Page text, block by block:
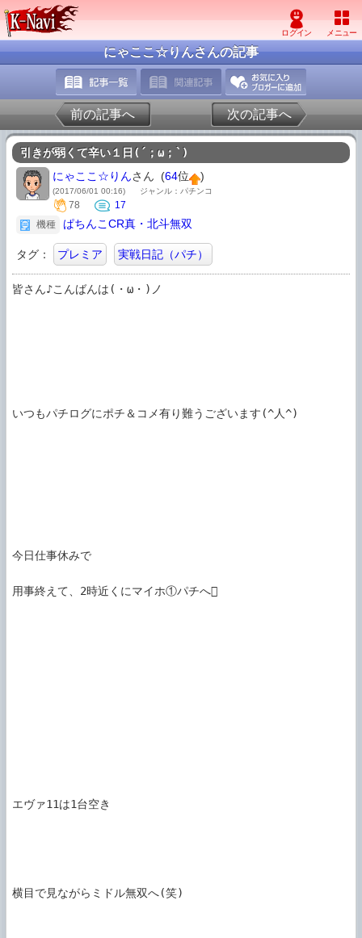
にゃここ☆りんさんの記事
前の記事へ 次の記事へ
引きが弱くて辛い１日(´；ω；`)
にゃここ☆りんさん (64位 )
(2017/06/01 00:16) ジャンル：パチンコ
78
17
機種
ぱちんこCR真・北斗無双
タグ： プレミア 実戦日記（パチ）
皆さん♪こんばんは(・ω・)ノ
いつもパチログにポチ＆コメ有り難うございます(^人^)
今日仕事休みで
用事終えて、2時近くにマイホ①パチへ
エヴァ11は1台空き
横目で見ながらミドル無双へ(笑)